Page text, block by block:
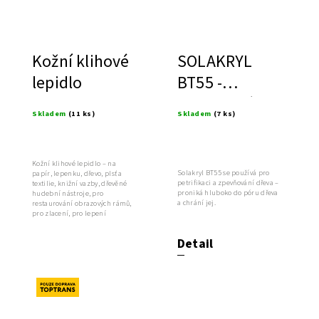
Kožní klihové
lepidlo
Skladem (11 ks)
Kožní klihové lepidlo – na
papír, lepenku, dřevo, plsť a
textilie, knižní vazby, dřevěné
hudební nástroje, pro
restaurování obrazových rámů,
pro zlacení, pro lepení
SOLAKRYL
BT55 -
hloubkové
dřeva
Skladem (7 ks)
Detail
Solakryl BT55 se používá pro
petrifikaci a zpevňování dřeva –
proniká hluboko do póru dřeva
a chrání jej.
Novinka